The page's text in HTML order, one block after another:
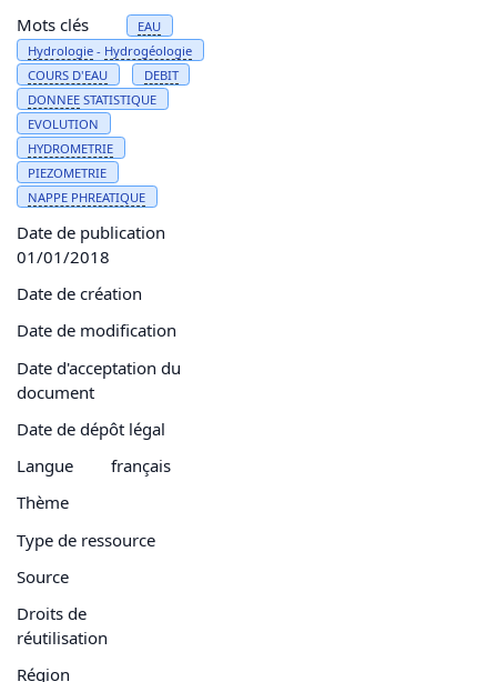
Mots clés
EAU
Hydrologie - Hydrogéologie
COURS D'EAU
DEBIT
DONNEE STATISTIQUE
EVOLUTION
HYDROMETRIE
PIEZOMETRIE
NAPPE PHREATIQUE
Date de publication
01/01/2018
Date de création
Date de modification
Date d'acceptation du
document
Date de dépôt légal
Langue
français
Thème
Type de ressource
Source
Droits de
réutilisation
Région